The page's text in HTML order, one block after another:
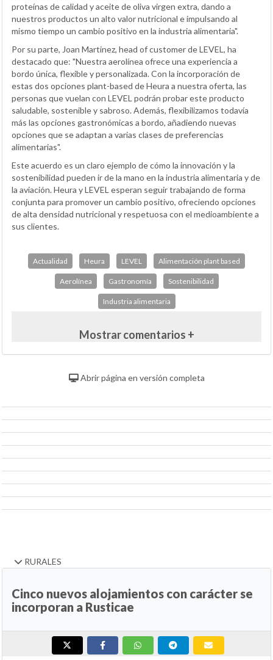
proteínas de calidad y aceite de oliva virgen extra, dando a
nuestros productos un alto valor nutricional e impulsando al
mismo tiempo un cambio positivo en la industria alimentaria".
Por su parte, Joan Martinez, head of customer de LEVEL, ha
destacado que: "Nuestra aerolínea ofrece una experiencia a
bordo única, flexible y personalizada. Con la incorporación de
estas dos opciones plant-based de Heura a nuestra oferta, las
personas que vuelan con LEVEL podrán probar este producto
saludable, sostenible y sabroso. Además, flexibilizamos todavía
más las opciones gastronómicas a bordo, añadiendo nuevas
opciones que se adaptan a varias clases de preferencias
alimentarias".
Este acuerdo es un claro ejemplo de cómo la innovación y la
sostenibilidad pueden ir de la mano en la industria alimentaria y de
la aviación. Heura y LEVEL esperan seguir trabajando de forma
conjunta para promover un cambio positivo, ofreciendo opciones
de alta densidad nutricional y respetuosa con el medioambiente a
sus clientes.
Actualidad Heura LEVEL Alimentación plant based
Aerolínea Gastronomía Sostenibilidad
Industria alimentaria
Mostrar comentarios +
Abrir página en versión completa
RURALES
Cinco nuevos alojamientos con carácter se
incorporan a Rusticae